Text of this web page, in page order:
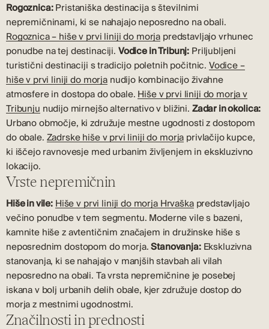
Rogoznica:Pristaniška destinacija s številnimi
nepremičninami, ki se nahajajo neposredno na obali.
Rogoznica – hiše v prvi liniji do morja predstavljajo vrhunec
ponudbe na tej destinaciji. Vodice in Tribunj: Priljubljeni
turistični destinaciji s tradicijo poletnih počitnic. Vodice –
hiše v prvi liniji do morjanudijo kombinacijo živahne
atmosfere in dostopa do obale. Hiše v prvi liniji do morja v
Tribunju nudijo mirnejšo alternativo v bližini. Zadar in okolica:
Urbano območje, ki združuje mestne ugodnosti z dostopom
do obale. Zadrske hiše v prvi liniji do morja privlačijo kupce,
ki iščejo ravnovesje med urbanim življenjem in ekskluzivno
lokacijo.
Vrste nepremičnin
Hiše in vile: Hiše v prvi liniji do morja Hrvaškapredstavljajo
večino ponudbe v tem segmentu. Moderne vile s bazeni,
kamnite hiše z avtentičnim značajem in družinske hiše s
neposrednim dostopom do morja.Stanovanja:Ekskluzivna
stanovanja, ki se nahajajo v manjših stavbah ali vilah
neposredno na obali. Ta vrsta nepremičnine je posebej
iskana v bolj urbanih delih obale, kjer združuje dostop do
morja z mestnimi ugodnostmi.
Značilnosti in prednosti